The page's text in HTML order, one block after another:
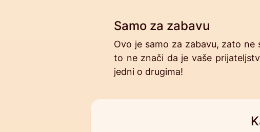
Samo za zabavu
Ovo je samo za zabavu, zato
to ne znači da je vaše
jedni o drugima!